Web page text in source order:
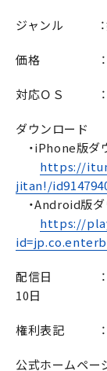
ジャンル ：
価格 ：基本
対応ＯＳ ：
ダウンロード
・iPhone版ダ
https://
jitan!/
・Android版
https://
配信日 ：iOS
10日
権利表記 ：
公式ホームペ